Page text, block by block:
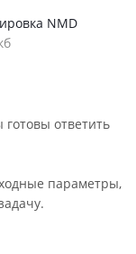
NMD
ответить
параметры,